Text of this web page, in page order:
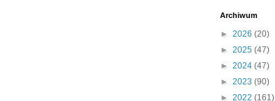
Archiwum
► 2026 (20)
► 2025 (47)
► 2024 (47)
► 2023 (90)
► 2022 (161)